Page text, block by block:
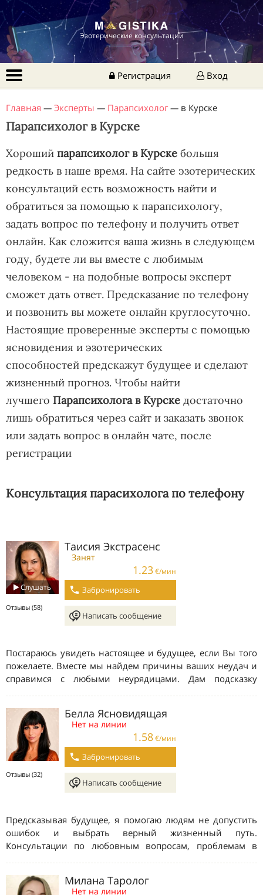
Эзотерические консультации
Регистрация Вход
Главная — Эксперты — Парапсихолог — в Курске
Парапсихолог в Курске
Хороший парапсихолог в Курске большя
редкость в наше время. На сайте эзотерических
консультаций есть возможность найти и
обратиться за помощью к парапсихологу,
задать вопрос по телефону и получить ответ
онлайн. Как сложится ваша жизнь в следующем
году, будете ли вы вместе с любимым
человеком - на подобные вопросы эксперт
сможет дать ответ. Предсказание по телефону
и позвонить вы можете онлайн круглосуточно.
Настоящие проверенные эксперты с помощью
ясновидения и эзотерических
способностей предскажут будущее и сделают
жизненный прогноз. Чтобы найти
лучшего Парапсихолога в Курске достаточно
лишь обратиться через сайт и заказать звонок
или задать вопрос в онлайн чате, после
регистрации
Консультация парасихолога по телефону